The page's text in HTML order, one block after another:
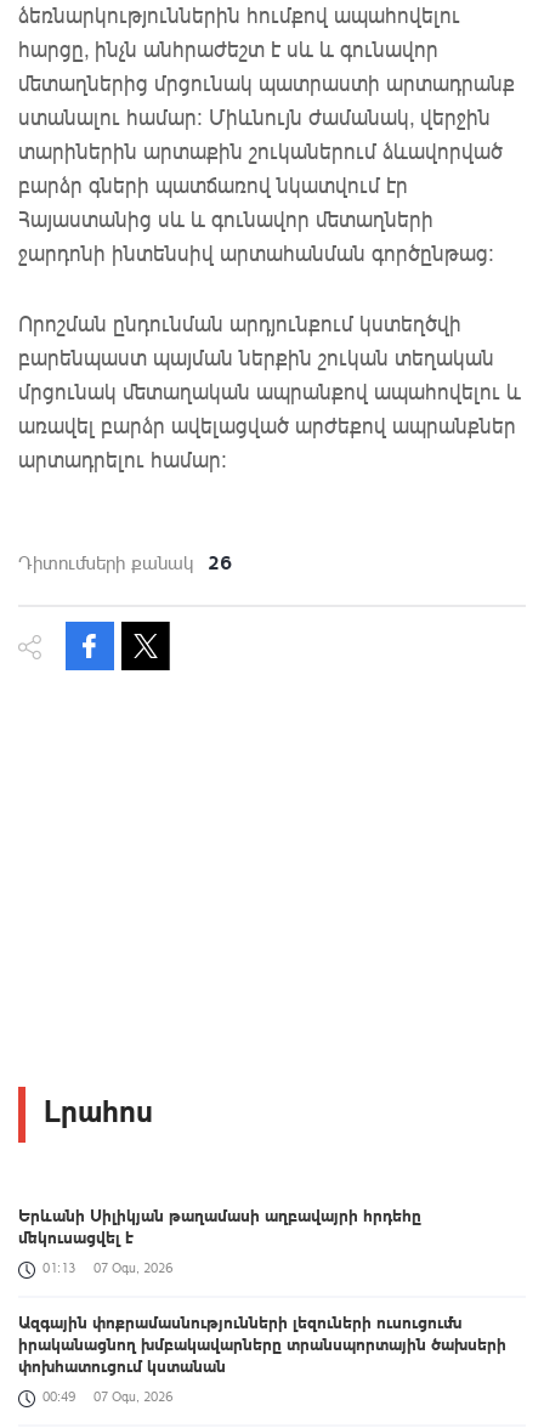
ձեռնարկություններին հումքով ապահովելու
հարցը, ինչն անհրաժեշտ է սև և գունավոր
մետաղներից մրցունակ պատրաստի արտադրանք
ստանալու համար։ Միևնույն ժամանակ, վերջին
տարիներին արտաքին շուկաներում ձևավորված
բարձր գների պատճառով նկատվում էր
Հայաստանից սև և գունավոր մետաղների
ջարդոնի ինտենսիվ արտահանման գործընթաց։
Որոշման ընդունման արդյունքում կստեղծվի
բարենպաստ պայման ներքին շուկան տեղական
մրցունակ մետաղական ապրանքով ապահովելու և
առավել բարձր ավելացված արժեքով ապրանքներ
արտադրելու համար։
Դիտումների քանակ 26
Լրահոս
Երևանի Սիլիկյան թաղամասի աղբավայրի հրդեհը
մեկուսացվել է
01:13 07 Օգս, 2026
Ազգային փոքրամասնությունների լեզուների ուսուցումն
իրականացնող խմբակավարները տրանսպորտային ծախսերի
փոխհատուցում կստանան
00:49 07 Օգս, 2026